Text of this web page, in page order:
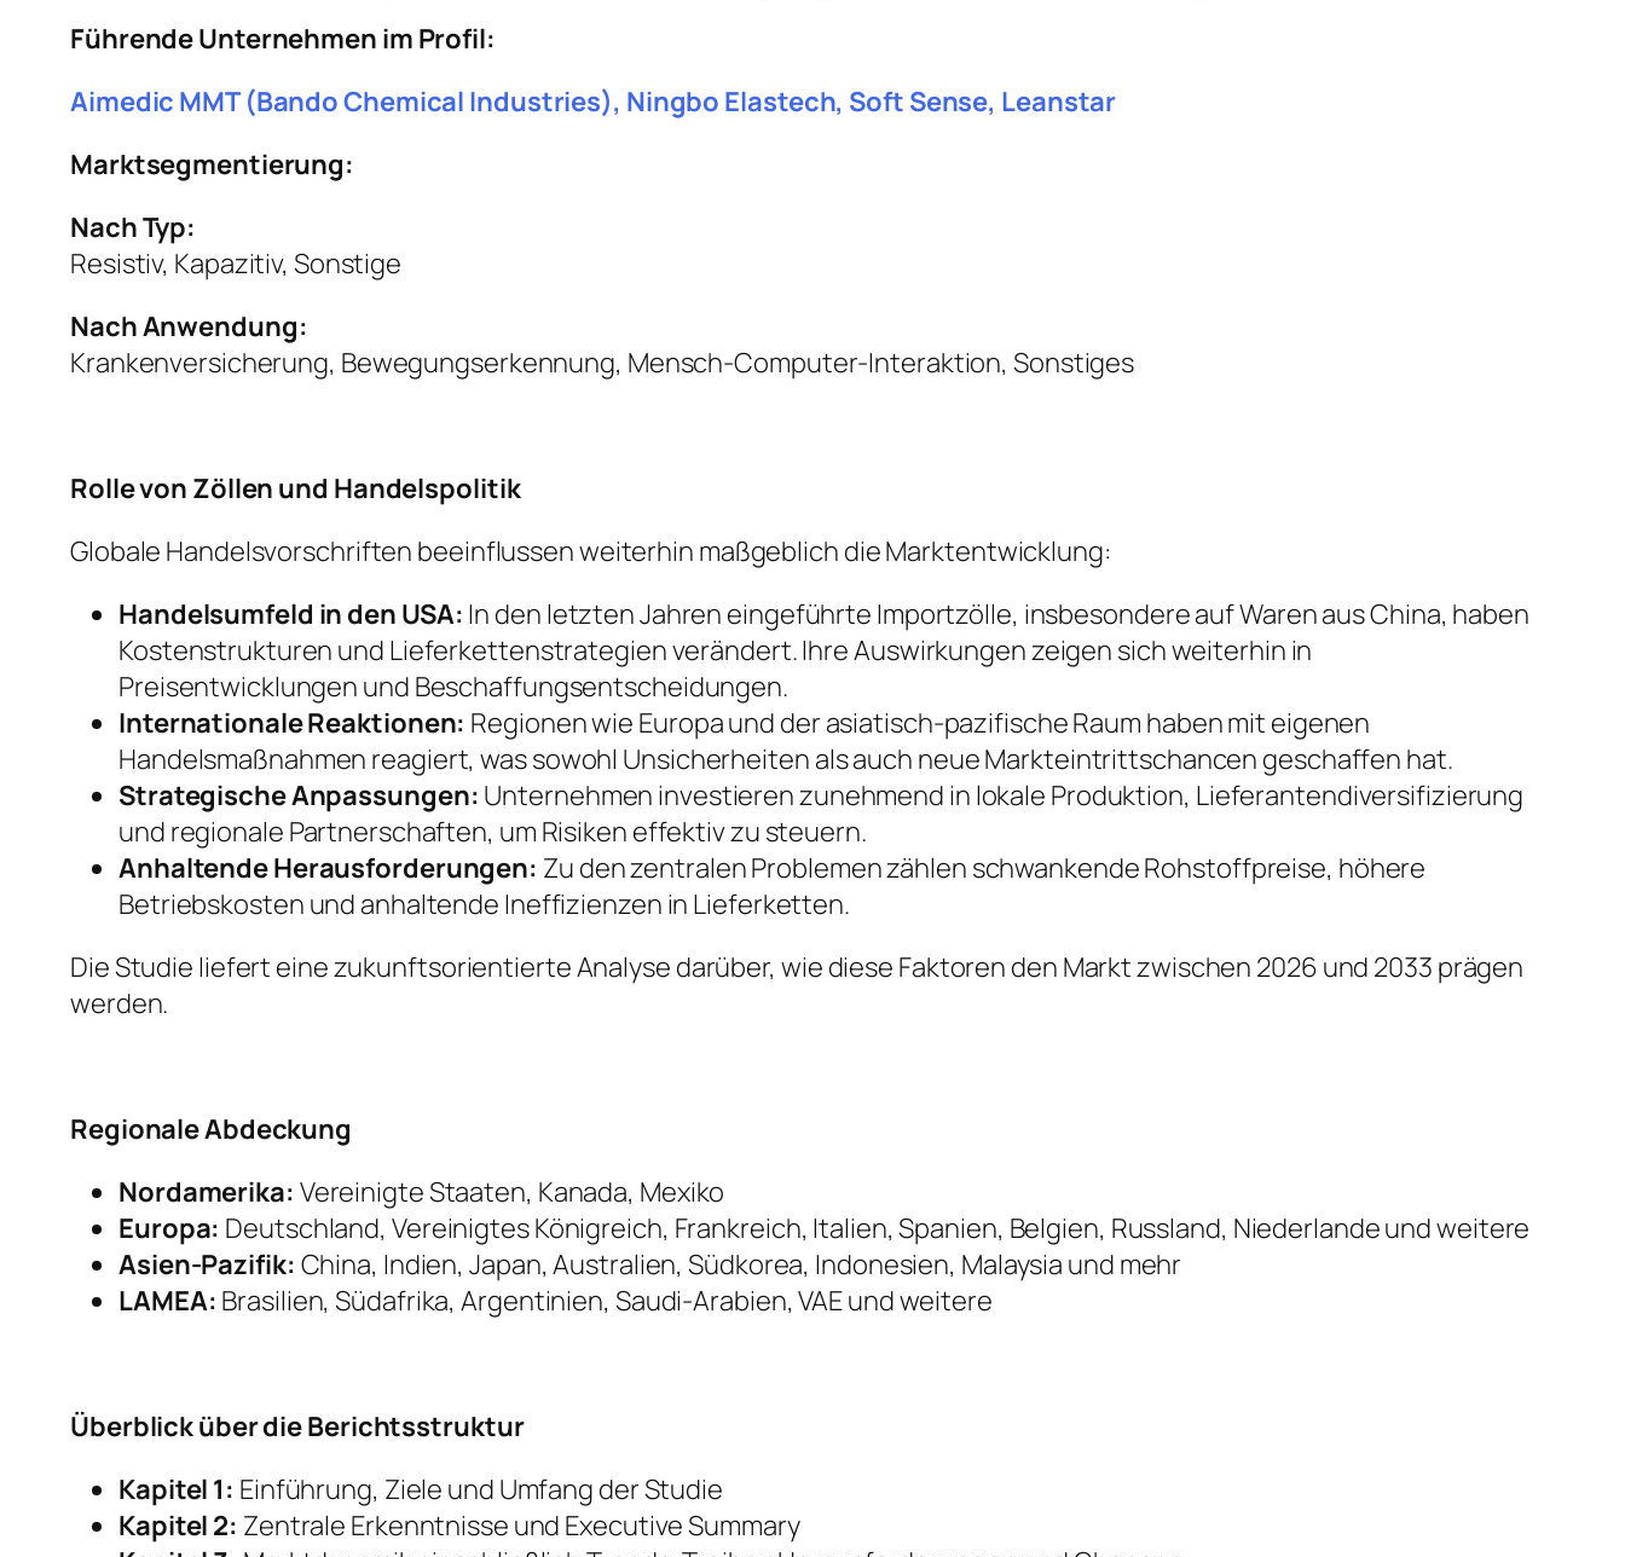
Führende Unternehmen im Profil:
Aimedic MMT (Bando Chemical Industries), Ningbo Elastech, Soft Sense, Leanstar
Marktsegmentierung:
Nach Typ:
Resistiv, Kapazitiv, Sonstige
Nach Anwendung:
Krankenversicherung, Bewegungserkennung, Mensch-Computer-Interaktion, Sonstiges
Rolle von Zöllen und Handelspolitik
Globale Handelsvorschriften beeinflussen weiterhin maßgeblich die Marktentwicklung:
Handelsumfeld in den USA: In den letzten Jahren eingeführte Importzölle, insbesondere auf Waren aus China, haben
Kostenstrukturen und Lieferkettenstrategien verändert. Ihre Auswirkungen zeigen sich weiterhin in
Preisentwicklungen und Beschaffungsentscheidungen.
Internationale Reaktionen: Regionen wie Europa und der asiatisch-pazifische Raum haben mit eigenen
Handelsmaßnahmen reagiert, was sowohl Unsicherheiten als auch neue Markteintrittschancen geschaffen hat.
Strategische Anpassungen: Unternehmen investieren zunehmend in lokale Produktion, Lieferantendiversifizierung
und regionale Partnerschaften, um Risiken effektiv zu steuern.
Anhaltende Herausforderungen: Zu den zentralen Problemen zählen schwankende Rohstoffpreise, höhere
Betriebskosten und anhaltende Ineffizienzen in Lieferketten.
Die Studie liefert eine zukunftsorientierte Analyse darüber, wie diese Faktoren den Markt zwischen 2026 und 2033 prägen
werden.
Regionale Abdeckung
Nordamerika: Vereinigte Staaten, Kanada, Mexiko
Europa: Deutschland, Vereinigtes Königreich, Frankreich, Italien, Spanien, Belgien, Russland, Niederlande und weitere
Asien-Pazifik: China, Indien, Japan, Australien, Südkorea, Indonesien, Malaysia und mehr
LAMEA: Brasilien, Südafrika, Argentinien, Saudi-Arabien, VAE und weitere
Überblick über die Berichtsstruktur
Kapitel 1: Einführung, Ziele und Umfang der Studie
Kapitel 2: Zentrale Erkenntnisse und Executive Summary